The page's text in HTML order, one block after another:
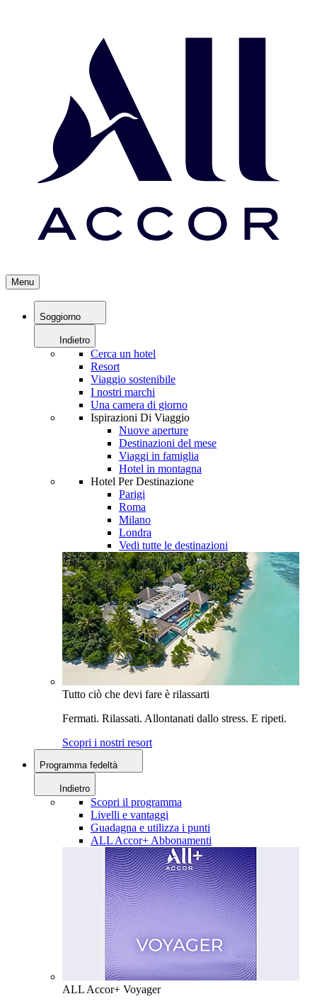
Menu
Soggiorno
Indietro
Cerca un hotel
Resort
Viaggio sostenibile
I nostri marchi
Una camera di giorno
Ispirazioni Di Viaggio
Nuove aperture
Destinazioni del mese
Viaggi in famiglia
Hotel in montagna
Hotel Per Destinazione
Parigi
Roma
Milano
Londra
Vedi tutte le destinazioni
Tutto ciò che devi fare è rilassarti
Fermati. Rilassati. Allontanati dallo stress. E ripeti.
Scopri i nostri resort
Programma fedeltà
Indietro
Scopri il programma
Livelli e vantaggi
Guadagna e utilizza i punti
ALL Accor+ Abbonamenti
ALL Accor+ Voyager